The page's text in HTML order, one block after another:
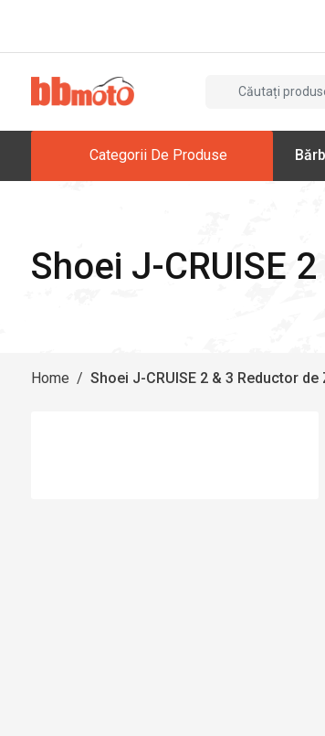
Categorii De Produse
Shoei J-CRUISE
Home / Shoei J-CRUISE 2 & 3 Reductor